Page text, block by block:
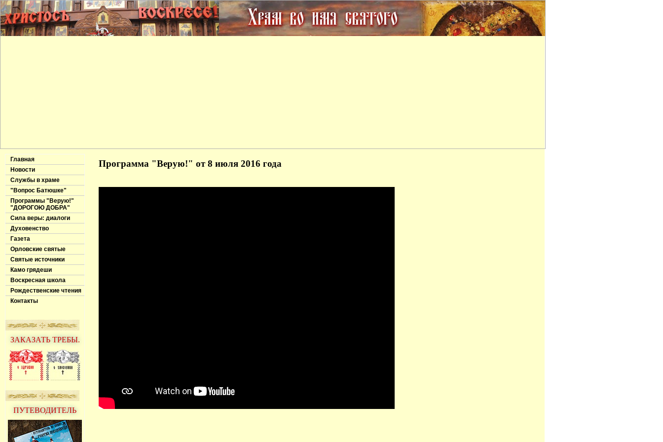
Главная
Новости
Службы в храме
"Вопрос Батюшке"
Программы "Верую!"
"ДОРОГОЮ ДОБРА"
Сила веры: диалоги
Духовенство
Газета
Орловские святые
Святые источники
Камо грядеши
Воскресная школа
Рождественские чтения
Контакты
ЗАКАЗАТЬ ТРЕБЫ.
ПУТЕВОДИТЕЛЬ
Программа "Верую!" от 8 июля 2016 года